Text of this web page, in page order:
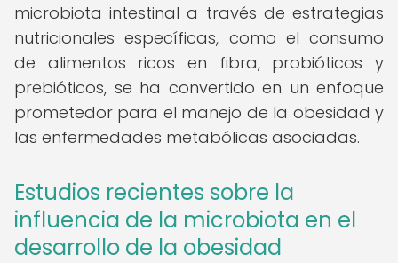
microbiota intestinal a través de estrategias
nutricionales específicas, como el consumo
de alimentos ricos en fibra, probióticos y
prebióticos, se ha convertido en un enfoque
prometedor para el manejo de la obesidad y
las enfermedades metabólicas asociadas.
Estudios recientes sobre la
influencia de la microbiota en el
desarrollo de la obesidad